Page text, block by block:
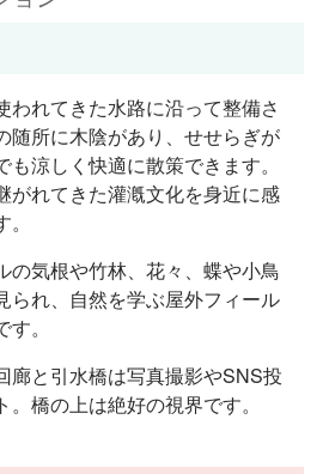
われてきた水路に沿って整備さ
随所に木陰があり、せせらぎが
涼しく快適に散策できます。
がれてきた灌漑文化を身近に感
の気根や竹林、花々、蝶や小鳥
られ、自然を学ぶ屋外フィール
。
廊と引水橋は写真撮影やSNS投
橋の上は絶好の視界です。